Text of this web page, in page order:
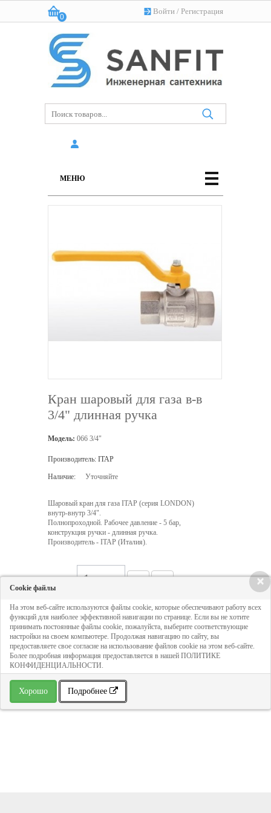
Войти / Регистрация
Корзина:
0
(пусто)
МЕНЮ
Кран шаровый для газа в-в
3/4" длинная ручка
Модель: 066 3/4"
Производитель: ITAP
Наличие: Уточняйте
Шаровый кран для газа ITAP (серия LONDON)
внутр-внутр 3/4".
Полнопроходной. Рабочее давление - 5 бар,
конструкция ручки - длинная ручка.
Производитель - ITAP (Италия).
Кол-во:
626 руб
ДОБАВИТЬ В КОРЗИНУ
» В избранное
×
Cookie файлы
На этом веб-сайте используются файлы cookie, которые обеспечивают работу всех
функций для наиболее эффективной навигации по странице. Если вы не хотите
принимать постоянные файлы cookie, пожалуйста, выберите соответствующие
настройки на своем компьютере. Продолжая навигацию по сайту, вы
предоставляете свое согласие на использование файлов cookie на этом веб-сайте.
Более подробная информация предоставляется в нашей ПОЛИТИКЕ
КОНФИДЕНЦИАЛЬНОСТИ.
Хорошо Подробнее